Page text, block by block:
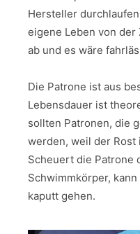
Hersteller
eigene Leben von
ab und es wäre
Die Patrone ist aus
Lebensdauer ist
sollten Patronen, die
werden, weil der Rost
Scheuert die Patrone
Schwimmkörper,
kaputt gehen.